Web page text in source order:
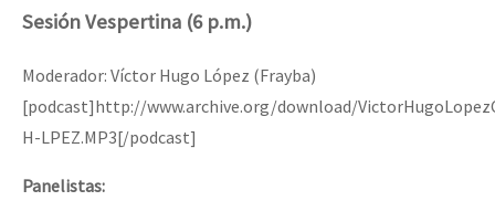
Sesión Vespertina (6 p.m.)
Moderador: Víctor Hugo López (Frayba)
[podcast]http://www.archive.org/download/
H-LPEZ.MP3[/podcast]
Panelistas: